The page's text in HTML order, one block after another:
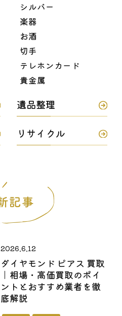
シルバー
楽器
お酒
切手
テレホンカード
貴金属
遺品整理
リサイクル
2026.6.12
ダイヤモンド ピアス 買取
｜相場・高価買取のポイ
ントとおすすめ業者を徹
底解説